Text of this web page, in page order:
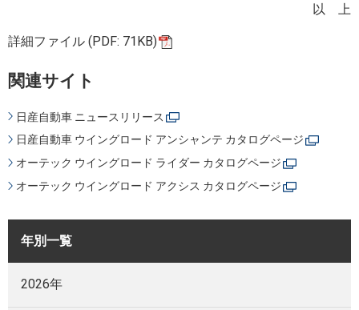
以 上
詳細ファイル (PDF: 71KB)
関連サイト
日産自動車 ニュースリリース
日産自動車 ウイングロード アンシャンテ カタログページ
オーテック ウイングロード ライダー カタログページ
オーテック ウイングロード アクシス カタログページ
年別一覧
2026年